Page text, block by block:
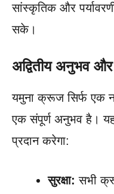
सांस्कृतिक और
सके।
अद्वितीय अनुभव और
यमुना क्रूज सिर्फ एक
एक संपूर्ण अनुभव है।
प्रदान करेगा:
सुरक्षा: सभी